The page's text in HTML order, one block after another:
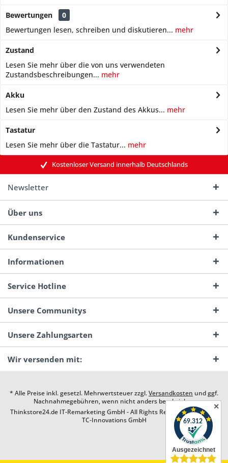
Bewertungen
0
Bewertungen lesen, schreiben und diskutieren... mehr
Zustand
Lesen Sie mehr über die von uns verwendeten
Zustandsbeschreibungen... mehr
Akku
Lesen Sie mehr über den Zustand des Akkus... mehr
Tastatur
Lesen Sie mehr über die Tastatur... mehr
Kostenloser Versand innerhalb Deutschlands
Newsletter
Über uns
Kundenservice
Informationen
Service Hotline
Unsere Communitys
Unsere Zahlungsarten
Wir versenden mit:
* Alle Preise inkl. gesetzl. Mehrwertsteuer zzgl.Versandkosten und ggf.
Nachnahmegebühren, wenn nicht anders beschrieben
Thinkstore24.de IT-Remarketing GmbH - All Rights Reserved. Design by
TC-Innovations GmbH
✕